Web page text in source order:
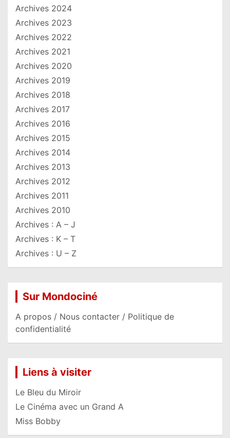
Archives 2024
Archives 2023
Archives 2022
Archives 2021
Archives 2020
Archives 2019
Archives 2018
Archives 2017
Archives 2016
Archives 2015
Archives 2014
Archives 2013
Archives 2012
Archives 2011
Archives 2010
Archives : A – J
Archives : K – T
Archives : U – Z
Sur Mondociné
A propos / Nous contacter / Politique de
confidentialité
Liens à visiter
Le Bleu du Miroir
Le Cinéma avec un Grand A
Miss Bobby